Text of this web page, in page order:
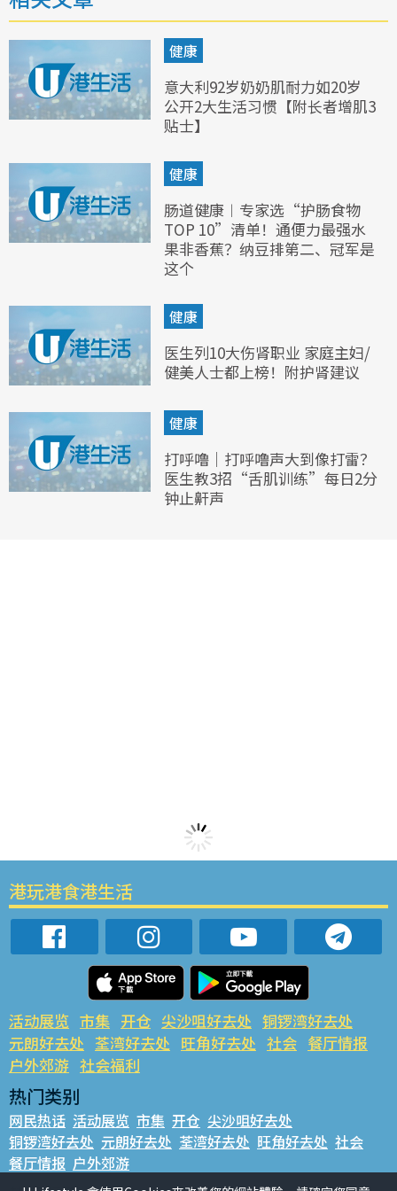
健康
意大利92岁奶奶肌耐力如20岁
公开2大生活习惯【附长者增肌3
贴士】
健康
肠道健康︱专家选“护肠食物
TOP 10”清单！通便力最强水
果非香蕉？纳豆排第二、冠军是
这个
健康
医生列10大伤肾职业 家庭主妇/
健美人士都上榜！附护肾建议
健康
打呼噜｜打呼噜声大到像打雷？
医生教3招“舌肌训练”每日2分
钟止鼾声
港玩港食港生活
活动展览 市集 开仓 尖沙咀好去处 铜锣湾好去处
元朗好去处 荃湾好去处 旺角好去处 社会 餐厅情报
户外郊游 社会福利
热门类别
网民热话 活动展览 市集 开仓 尖沙咀好去处
铜锣湾好去处 元朗好去处 荃湾好去处 旺角好去处 社会
餐厅情报 户外郊游